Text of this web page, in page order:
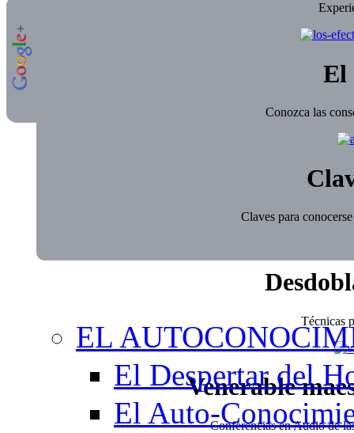
El
Conozca las
Claves para
Técnicas
Venerable
Conferencias en Audio de
EL
El Despertar del
El Auto-